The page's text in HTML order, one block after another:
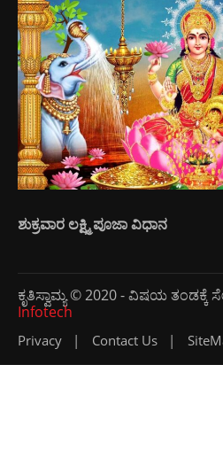
ಶುಕ್ರವಾರ ಲಕ್ಷ್ಮಿ ಪೂಜಾ ವಿಧಾನ
ಕೃತಿಸ್ವಾಮ್ಯ © 2020 - ವಿಷಯ ತಂಡಕ್ಕೆ
Infotech
Privacy Contact Us